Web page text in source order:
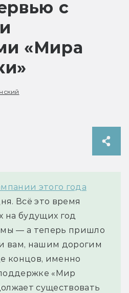
с
«Мира
этого года
Всё это время
на будущих год
мы — а теперь пришло
вам, нашим дорогим
концов, именно
«Мир
существовать